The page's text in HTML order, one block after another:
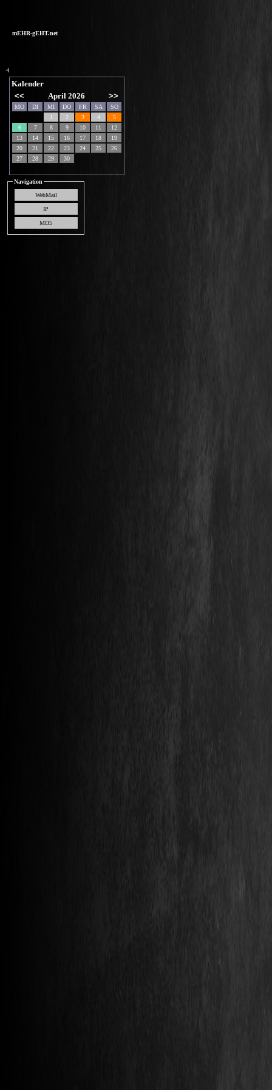
mEHR-gEHT.net
4
Kalender
<<
April 2026 >>
MO DI MI DO FR SA
SO
1
2 3 4
5
6
7 8 9 10 11
12
13
14 15 16 17 18
19
20
21 22 23 24 25
26
27
28 29 30
Navigation
WebMail
IP
MD5